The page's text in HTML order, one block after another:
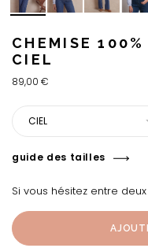
CHEMISE
CIEL
89,00 €
CIEL
guide des tailles
Si vous hésitez entre